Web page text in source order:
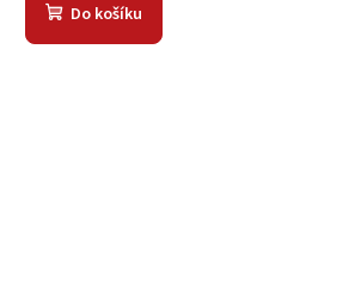
Do košíku